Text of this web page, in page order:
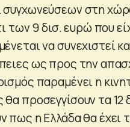
στη
των 9 δισ. ευρώ που
να συνεχιστεί
ως προς την
παραμένει η
προσεγγίσουν τα 12
πως η Ελλάδα θα έχει